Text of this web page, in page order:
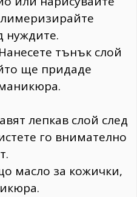
нуждите.
тънък слой
ще придаде
лепкав слой след
го внимателно
масло за кожички,